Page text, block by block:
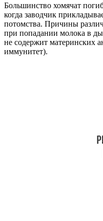
Большинство хомячат
когда заводчик
потомства. Причины
при попадании молока в
не содержит материнских
иммунитет).